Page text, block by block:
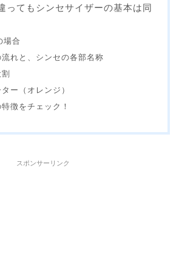
ってもシンセサイザーの基本は同
場合
れと、シンセの各部名称
ー（オレンジ）
徴をチェック！
スポンサーリンク